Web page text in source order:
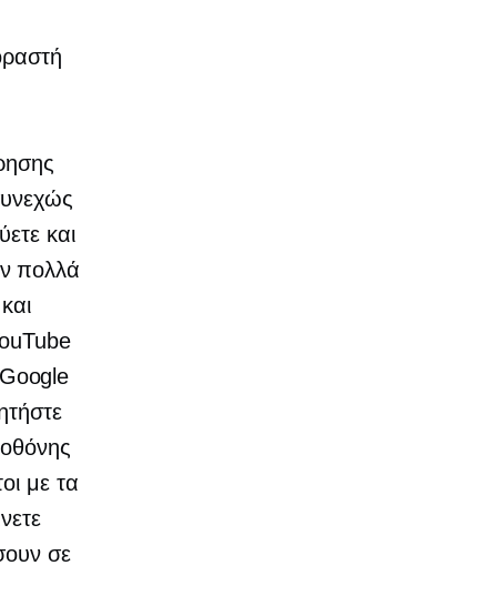
και
πολλά
με τα
σε